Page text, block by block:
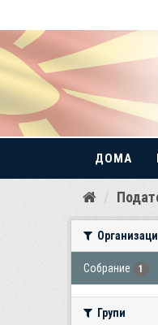
Прескокнете
ДОМА
Собрание 1
Групи